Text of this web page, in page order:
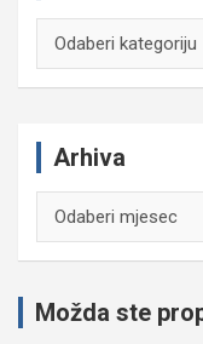
Arhiva
Možda ste